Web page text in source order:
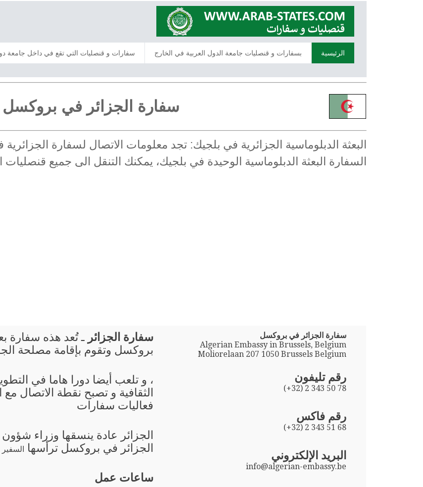
الرئيسية بسفارات و قنصليات جامعة الدول العربية في الخارج سفارات و قنصليات التي تقع في داخل جامعة
سفارة الجزائر في بروكسل
البعثة الدبلوماسية الجزائرية في بلجيك: تجد معلومات الاتصال لسفارة
السفارة البعثة الدبلوماسية الوحيدة في بلجيك، يمكنك التنقل الى جميع
سفارة الجزائر في بروكسل
Algerian Embassy in Brussels, Belgium
Moliorelaan 207 1050 Brussels Belgium
رقم تليفون
(+32) 2 343 50 78
رقم فاكس
(+32) 2 343 51 68
البريد الإلكتروني
info@algerian-embassy.be
سفارة الجزائر ـ تُعد هذه سفارة
بروكسل وتقوم بإقامة مصلحة
، و تلعب أيضا دورا هاما في
الثقافية و تصبح نقطة الاتصال مع
فعاليات سفارات
الجزائر عادة ينسقها وزراء
الجزائر في بروكسل ترأسها السفير
ساعات عمل